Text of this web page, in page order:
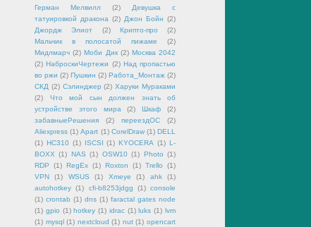
Герман Мелвилл
(2)
Девушка с
татуировкой дракона (2) Джон Бойн (2)
Джордж Элиот
(2) Крипто-про
(2)
Мальчик в полосатой пижаме
(2)
Мидлмарч (2) Моби Дик (2) Москва 2042
(2) НаброскиЧертежи (2) Над пропастью
во ржи (2) Пушкин (2) Работа_Монтаж (2)
СКД (2) Сэлинджер (2) Харуки Мураками
(2)
Что мой сын должен знать об
устройстве этого мира
(2) Шкаф
(2)
забавныеРешения
(2) переездОС
(2)
Aliexpress (1) Apart (1) CorelDraw (1) DELL
(1) HC310 (1) ISCSI (1) KYOCERA (1) L-
BOXX (1) NAS (1) OSW10 (1) Photo (1)
RDP
(1) RegEx (1) Roxton (1) Trello
(1)
VPN
(1) WSUS (1) Xmeye (1) ahk
(1)
autohotkey (1) cfi-b8253jdgg (1) console
(1) crontab (1) dns (1) faractal gates node
(1) gpio (1) hotkey (1) idrac (1) luks (1) lvm
(1) mysql (1) nextcloud (1) nut (1) opencart